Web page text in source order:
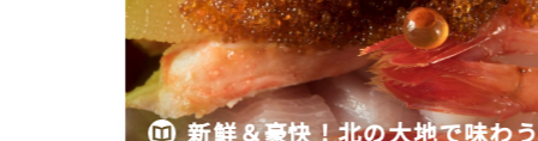
アクセス
新鮮＆豪快！北の大地で味わう海鮮はこ